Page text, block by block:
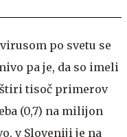
po svetu se
pa je, da so imeli
štiri tisoč primerov
(0,7) na milijon
v Sloveniji je na